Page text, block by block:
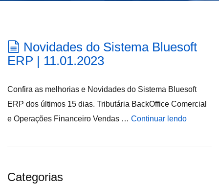
Novidades do Sistema Bluesoft
ERP | 11.01.2023
Confira as melhorias e Novidades do Sistema Bluesoft
ERP dos últimos 15 dias. Tributária BackOffice Comercial
e Operações Financeiro Vendas … Continuar lendo
Categorias